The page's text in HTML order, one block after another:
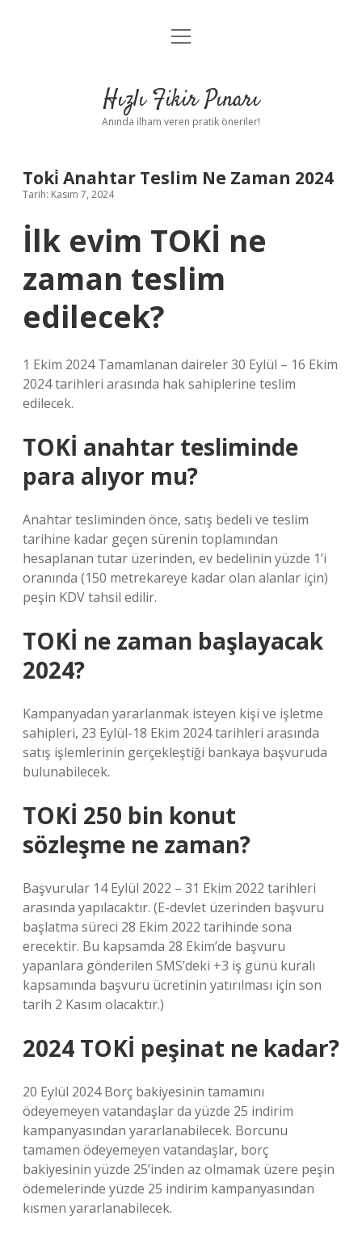
Anasayfa
Yasal Uyarı
menüyü
Hızlı Fikir Pınarı
Anında ilham veren pratik öneriler!
Toki̇ Anahtar Teslim Ne Zaman 2024
Tarih: Kasım 7, 2024
İlk evim TOKİ ne
zaman teslim
edilecek?
1 Ekim 2024 Tamamlanan daireler 30 Eylül – 16 Ekim
2024 tarihleri ​​arasında hak sahiplerine teslim
edilecek.
TOKİ anahtar tesliminde
para alıyor mu?
Anahtar tesliminden önce, satış bedeli ve teslim
tarihine kadar geçen sürenin toplamından
hesaplanan tutar üzerinden, ev bedelinin yüzde 1’i
oranında (150 metrekareye kadar olan alanlar için)
peşin KDV tahsil edilir.
TOKİ ne zaman başlayacak
2024?
Kampanyadan yararlanmak isteyen kişi ve işletme
sahipleri, 23 Eylül-18 Ekim 2024 tarihleri ​​arasında
satış işlemlerinin gerçekleştiği bankaya başvuruda
bulunabilecek.
TOKİ 250 bin konut
sözleşme ne zaman?
Başvurular 14 Eylül 2022 – 31 Ekim 2022 tarihleri ​​
arasında yapılacaktır. (E-devlet üzerinden başvuru
başlatma süreci 28 Ekim 2022 tarihinde sona
erecektir. Bu kapsamda 28 Ekim’de başvuru
yapanlara gönderilen SMS’deki +3 iş günü kuralı
kapsamında başvuru ücretinin yatırılması için son
tarih 2 Kasım olacaktır.)
2024 TOKİ peşinat ne kadar?
20 Eylül 2024 Borç bakiyesinin tamamını
ödeyemeyen vatandaşlar da yüzde 25 indirim
kampanyasından yararlanabilecek. Borcunu
tamamen ödeyemeyen vatandaşlar, borç
bakiyesinin yüzde 25’inden az olmamak üzere peşin
ödemelerinde yüzde 25 indirim kampanyasından
kısmen yararlanabilecek.